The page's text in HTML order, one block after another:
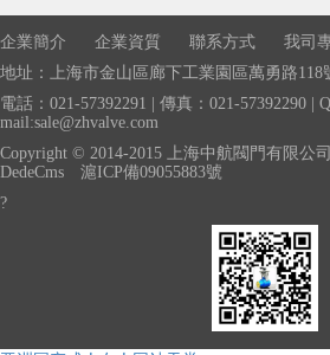
企業簡介 企業資質 聯系方式 我司
地址：上海市金山區廊下工業園區萬勇路118
電話：021-57392291 | 傳真：021-57392290 |
mail:sale@zhvalve.com
Copyright © 2014-2015 上海中航閥門有限公
DedeCms
滬ICP備09055883號
?